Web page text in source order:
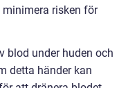
risken för
blod under huden och
detta händer kan